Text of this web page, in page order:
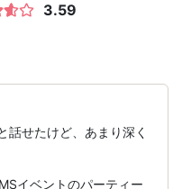
3.59
話せたけど、あまり深く
イベントのパーティー